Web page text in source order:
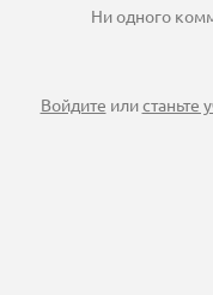
Ни одного
Войдите илистаньте